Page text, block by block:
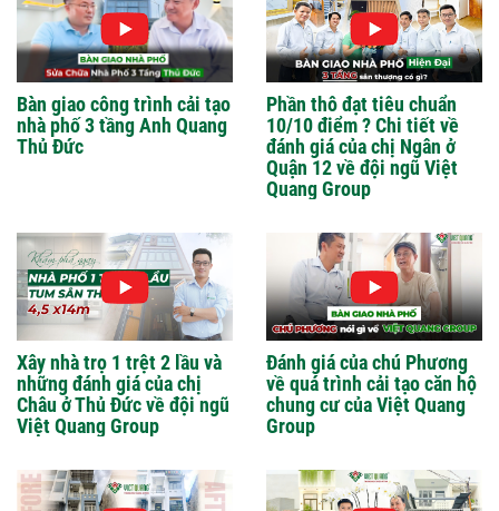
Bàn giao công trình cải tạo
nhà phố 3 tầng Anh Quang
Thủ Đức
Phần thô đạt tiêu chuẩn
10/10 điểm ? Chi tiết về
đánh giá của chị Ngân ở
Quận 12 về đội ngũ Việt
Quang Group
Xây nhà trọ 1 trệt 2 lầu và
những đánh giá của chị
Châu ở Thủ Đức về đội ngũ
Việt Quang Group
Đánh giá của chú Phương
về quá trình cải tạo căn hộ
chung cư của Việt Quang
Group